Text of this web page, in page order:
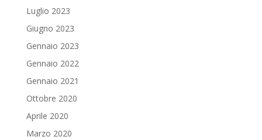
Luglio 2023
Giugno 2023
Gennaio 2023
Gennaio 2022
Gennaio 2021
Ottobre 2020
Aprile 2020
Marzo 2020